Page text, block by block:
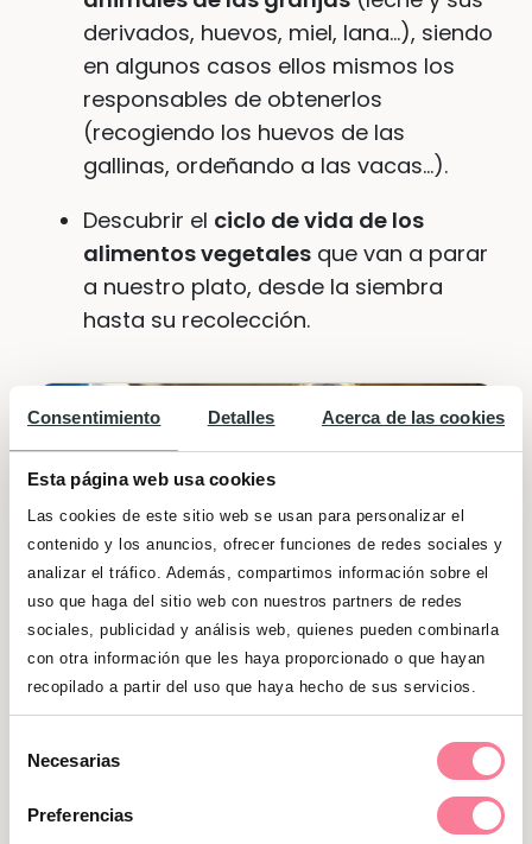
Consentimiento Detalles Acerca de las cookies
Esta página web usa cookies
Las cookies de este sitio web se usan para personalizar el
contenido y los anuncios, ofrecer funciones de redes sociales y
analizar el tráfico. Además, compartimos información sobre el
uso que haga del sitio web con nuestros partners de redes
sociales, publicidad y análisis web, quienes pueden combinarla
con otra información que les haya proporcionado o que hayan
recopilado a partir del uso que haya hecho de sus servicios.
Necesarias
Preferencias
derivados, huevos, miel, lana…), siendo
en algunos casos ellos mismos los
responsables de obtenerlos
(recogiendo los huevos de las
gallinas, ordeñando a las vacas…).
Descubrir el ciclo de vida de los
alimentos vegetales que van a parar
a nuestro plato, desde la siembra
hasta su recolección.
Actividades que se realizan en